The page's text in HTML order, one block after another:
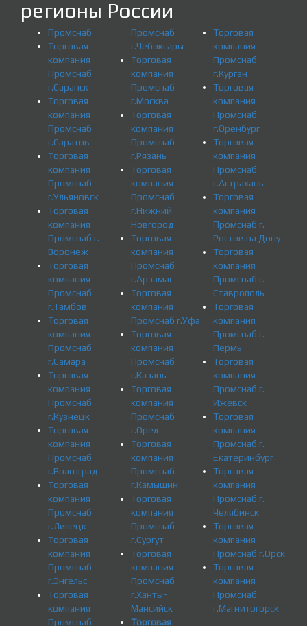
регионы России
Промснаб
Торговая
компания
Промснаб
г.Саранск
Торговая
компания
Промснаб
г.Саратов
Торговая
компания
Промснаб
г.Ульяновск
Торговая
компания
Промснаб г.
Воронеж
Торговая
компания
Промснаб
г.Тамбов
Торговая
компания
Промснаб
г.Самара
Торговая
компания
Промснаб
г.Кузнецк
Торговая
компания
Промснаб
г.Волгоград
Торговая
компания
Промснаб
г.Липецк
Торговая
компания
Промснаб
г.Энгельс
Торговая
компания
Промснаб
Промснаб
г.Чебоксары
Торговая
компания
Промснаб
г.Москва
Торговая
компания
Промснаб
г.Рязань
Торговая
компания
Промснаб
г.Нижний
Новгород
Торговая
компания
Промснаб
г.Арзамас
Торговая
компания
Промснаб г.Уфа
Торговая
компания
Промснаб
г.Казань
Торговая
компания
Промснаб
г.Орел
Торговая
компания
Промснаб
г.Камышин
Торговая
компания
Промснаб
г.Сургут
Торговая
компания
Промснаб
г.Ханты-
Мансийск
Торговая
Торговая
компания
Промснаб
г.Курган
Торговая
компания
Промснаб
г.Оренбург
Торговая
компания
Промснаб
г.Астрахань
Торговая
компания
Промснаб г.
Ростов на Дону
Торговая
компания
Промснаб г.
Ставрополь
Торговая
компания
Промснаб г.
Пермь
Торговая
компания
Промснаб г.
Ижевск
Торговая
компания
Промснаб г.
Екатеринбург
Торговая
компания
Промснаб г.
Челябинск
Торговая
компания
Промснаб г.Орск
Торговая
компания
Промснаб
г.Магнитогорск